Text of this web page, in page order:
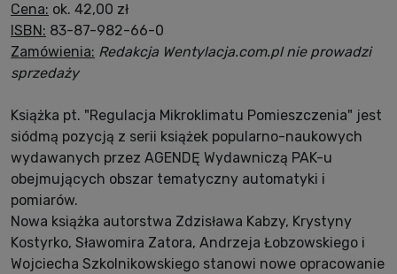
Cena: ok. 42,00 zł
ISBN: 83-87-982-66-0
Zamówienia: Redakcja Wentylacja.com.pl nie prowadzi
sprzedaży
Książka pt. "Regulacja Mikroklimatu Pomieszczenia" jest
siódmą pozycją z serii książek popularno-naukowych
wydawanych przez AGENDĘ Wydawniczą PAK-u
obejmujących obszar tematyczny automatyki i
pomiarów.
Nowa książka autorstwa Zdzisława Kabzy, Krystyny
Kostyrko, Sławomira Zatora, Andrzeja Łobzowskiego i
Wojciecha Szkolnikowskiego stanowi nowe opracowanie